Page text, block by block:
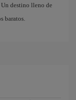
destino lleno de
baratos.